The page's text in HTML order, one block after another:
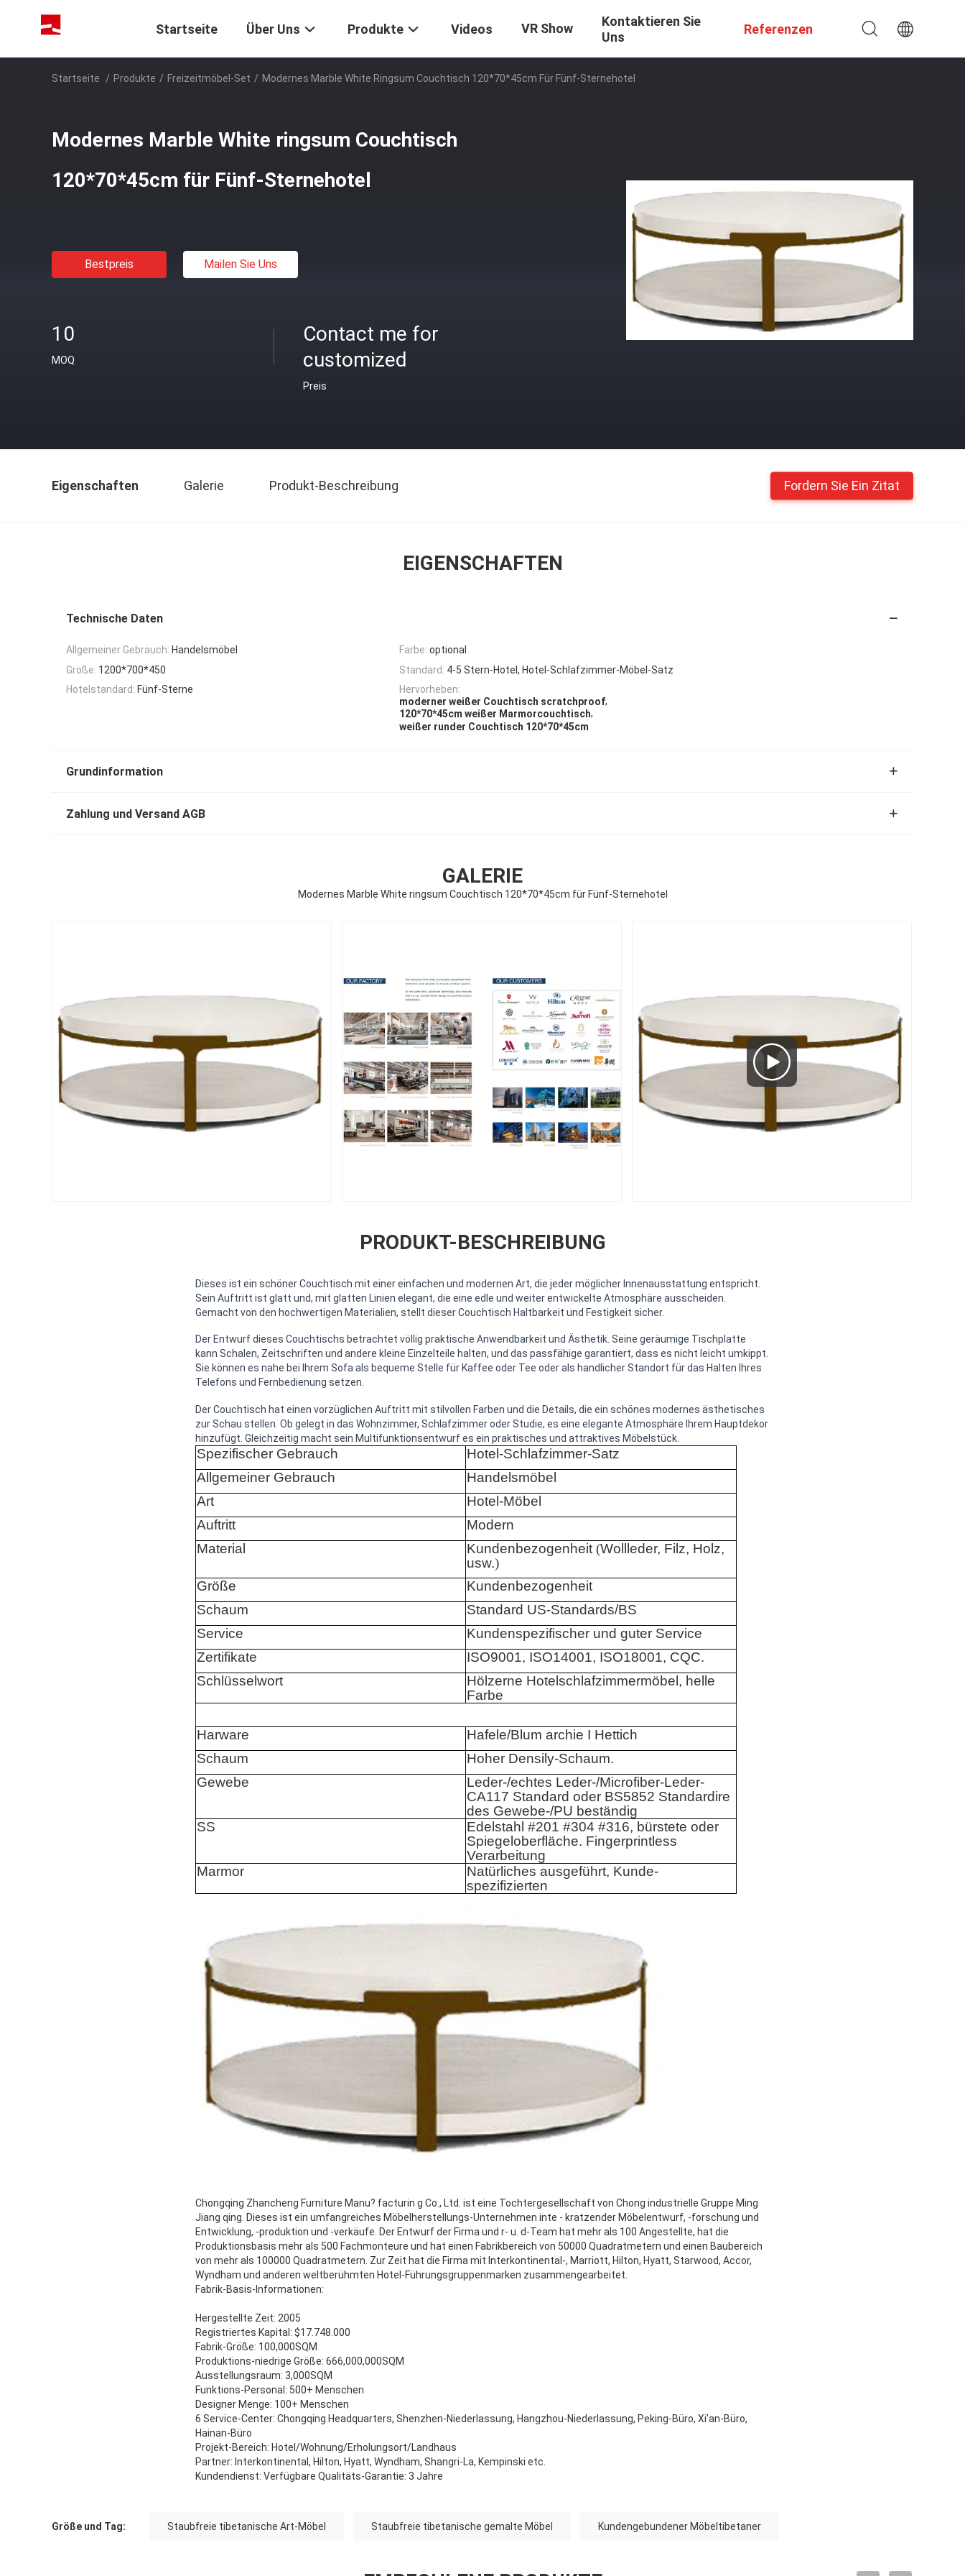
Startseite Über Uns Produkte Videos VR Show
Kontaktieren Sie
Uns
Referenzen
Startseite / Produkte / Freizeitmöbel-Set / Modernes Marble White Ringsum Couchtisch 120*70*45cm Für Fünf-Sternehotel
Modernes Marble White ringsum Couchtisch
120*70*45cm für Fünf-Sternehotel
Bestpreis Mailen Sie Uns
10
MOQ
Contact me for
customized
Preis
Eigenschaften Galerie Produkt-Beschreibung Fordern Sie Ein Zitat
EIGENSCHAFTEN
Technische Daten
Allgemeiner Gebrauch: Handelsmöbel Farbe: optional
Größe: 1200*700*450 Standard: 4-5 Stern-Hotel, Hotel-Schlafzimmer-Möbel-Satz
Hotelstandard: Fünf-Sterne
Hervorheben:
moderner weißer Couchtisch scratchproof,
120*70*45cm weißer Marmorcouchtisch,
weißer runder Couchtisch 120*70*45cm
Grundinformation
Zahlung und Versand AGB
GALERIE
Modernes Marble White ringsum Couchtisch 120*70*45cm für Fünf-Sternehotel
PRODUKT-BESCHREIBUNG
Dieses ist ein schöner Couchtisch mit einer einfachen und modernen Art, die jeder möglicher Innenausstattung entspricht.
Sein Auftritt ist glatt und, mit glatten Linien elegant, die eine edle und weiter entwickelte Atmosphäre ausscheiden.
Gemacht von den hochwertigen Materialien, stellt dieser Couchtisch Haltbarkeit und Festigkeit sicher.
Der Entwurf dieses Couchtischs betrachtet völlig praktische Anwendbarkeit und Ästhetik. Seine geräumige Tischplatte
kann Schalen, Zeitschriften und andere kleine Einzelteile halten, und das passfähige garantiert, dass es nicht leicht umkippt.
Sie können es nahe bei Ihrem Sofa als bequeme Stelle für Kaffee oder Tee oder als handlicher Standort für das Halten Ihres
Telefons und Fernbedienung setzen.
Der Couchtisch hat einen vorzüglichen Auftritt mit stilvollen Farben und die Details, die ein schönes modernes ästhetisches
zur Schau stellen. Ob gelegt in das Wohnzimmer, Schlafzimmer oder Studie, es eine elegante Atmosphäre Ihrem Hauptdekor
hinzufügt. Gleichzeitig macht sein Multifunktionsentwurf es ein praktisches und attraktives Möbelstück.
Spezifischer Gebrauch
Hotel-Schlafzimmer-Satz
Allgemeiner Gebrauch
Handelsmöbel
Art
Hotel-Möbel
Auftritt
Modern
Material
Kundenbezogenheit (Wollleder, Filz, Holz,
usw.)
Größe
Kundenbezogenheit
Schaum
Standard US-Standards/BS
Service
Kundenspezifischer und guter Service
Zertifikate
ISO9001, ISO14001, ISO18001, CQC.
Schlüsselwort
Hölzerne Hotelschlafzimmermöbel, helle
Farbe
Harware
Hafele/Blum archie I Hettich
Schaum
Hoher Densily-Schaum.
Gewebe
Leder-/echtes Leder-/Microfiber-Leder-
CA117 Standard oder BS5852 Standardire
des Gewebe-/PU beständig
SS
Edelstahl #201 #304 #316, bürstete oder
Spiegeloberfläche. Fingerprintless
Verarbeitung
Marmor
Natürliches ausgeführt, Kunde-
spezifizierten
Chongqing Zhancheng Furniture Manu? facturin g Co., Ltd. ist eine Tochtergesellschaft von Chong industrielle Gruppe Ming
Jiang qing. Dieses ist ein umfangreiches Möbelherstellungs-Unternehmen inte - kratzender Möbelentwurf, -forschung und
Entwicklung, -produktion und -verkäufe. Der Entwurf der Firma und r- u. d-Team hat mehr als 100 Angestellte, hat die
Produktionsbasis mehr als 500 Fachmonteure und hat einen Fabrikbereich von 50000 Quadratmetern und einen Baubereich
von mehr als 100000 Quadratmetern. Zur Zeit hat die Firma mit Interkontinental-, Marriott, Hilton, Hyatt, Starwood, Accor,
Wyndham und anderen weltberühmten Hotel-Führungsgruppenmarken zusammengearbeitet.
Fabrik-Basis-Informationen:
Hergestellte Zeit: 2005
Registriertes Kapital: $17.748.000
Fabrik-Größe: 100,000SQM
Produktions-niedrige Größe: 666,000,000SQM
Ausstellungsraum: 3,000SQM
Funktions-Personal: 500+ Menschen
Designer Menge: 100+ Menschen
6 Service-Center: Chongqing Headquarters, Shenzhen-Niederlassung, Hangzhou-Niederlassung, Peking-Büro, Xi'an-Büro,
Hainan-Büro
Projekt-Bereich: Hotel/Wohnung/Erholungsort/Landhaus
Partner: Interkontinental, Hilton, Hyatt, Wyndham, Shangri-La, Kempinski etc.
Kundendienst: Verfügbare Qualitäts-Garantie: 3 Jahre
Größe und Tag: Staubfreie tibetanische Art-Möbel Staubfreie tibetanische gemalte Möbel Kundengebundener Möbeltibetaner